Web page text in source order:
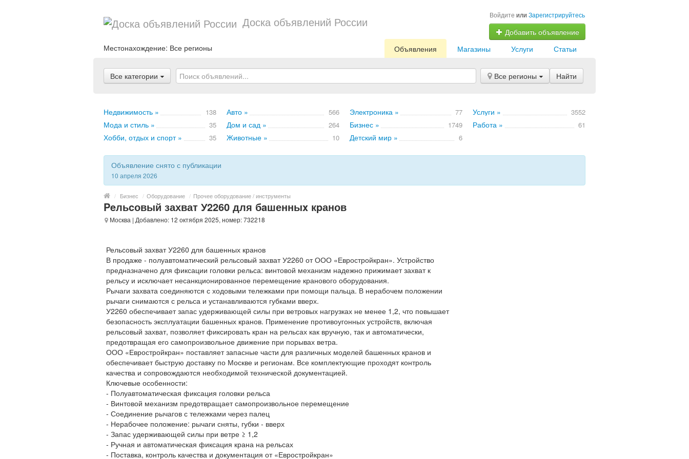
Доска объявлений России Войдите или Зарегистрируйтесь
Добавить объявление
Местонахождение: Все регионы Статьи
Услуги
Магазины
Объявления
Все категории Все регионы Найти
Недвижимость » 138 Авто » 566 Электроника » 77 Услуги » 3552
Мода и стиль » 35 Дом и сад » 264 Бизнес » 1749 Работа » 61
Хобби, отдых и спорт » 35 Животные » 10 Детский мир » 6
Объявление снято с публикации
10 апреля 2026
/ Бизнес / Оборудование / Прочее оборудование / инструменты
Peльcовый захват У2260 для бaшенныx кpанов
Москва | Добавлено: 12 октября 2025, номер: 732218
Рельсовый захват У2260 для башенных кранов
В продаже - полуавтоматический рельсовый захват У2260 от ООО «Евростройкран». Устройство
предназначено для фиксации головки рельса: винтовой механизм надежно прижимает захват к
рельсу и исключает несанкционированное перемещение кранового оборудования.
Рычаги захвата соединяются с ходовыми тележками при помощи пальца. В нерабочем положении
рычаги снимаются с рельса и устанавливаются губками вверх.
У2260 обеспечивает запас удерживающей силы при ветровых нагрузках не менее 1,2, что повышает
безопасность эксплуатации башенных кранов. Применение противоугонных устройств, включая
рельсовый захват, позволяет фиксировать кран на рельсах как вручную, так и автоматически,
предотвращая его самопроизвольное движение при порывах ветра.
ООО «Евростройкран» поставляет запасные части для различных моделей башенных кранов и
обеспечивает быструю доставку по Москве и регионам. Все комплектующие проходят контроль
качества и сопровождаются необходимой технической документацией.
Ключевые особенности:
- Полуавтоматическая фиксация головки рельса
- Винтовой механизм предотвращает самопроизвольное перемещение
- Соединение рычагов с тележками через палец
- Нерабочее положение: рычаги сняты, губки - вверх
- Запас удерживающей силы при ветре ≥ 1,2
- Ручная и автоматическая фиксация крана на рельсах
- Поставка, контроль качества и документация от «Евростройкран»